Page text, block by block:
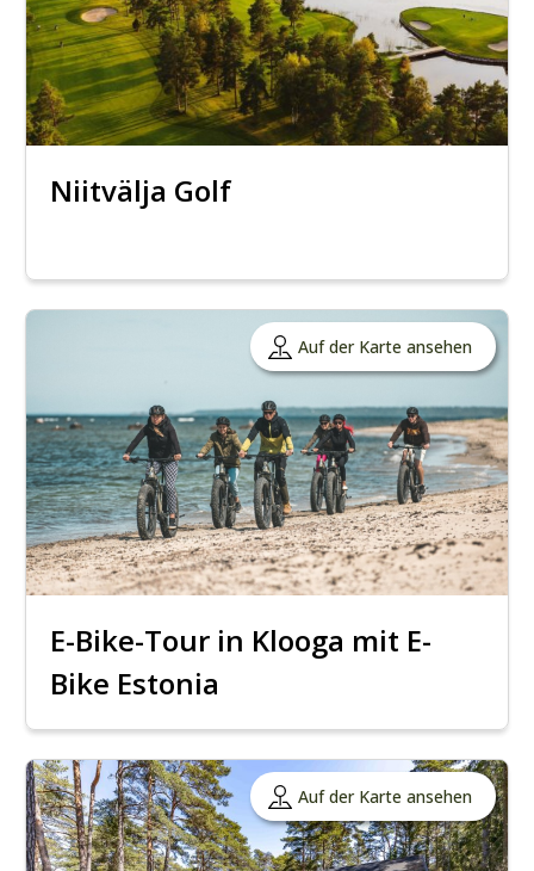
Niitvälja Golf
Auf der Karte ansehen
E-Bike-Tour in Klooga mit E-
Bike Estonia
Auf der Karte ansehen